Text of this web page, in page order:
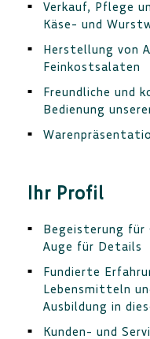
Verkauf, Pflege
Käse- und
Herstellung von
Feinkostsalaten
Freundliche und
Bedienung
Ihr Profil
Begeisterung für
Auge für Details
Fundierte
Lebensmitteln
Ausbildung in
Kunden- und